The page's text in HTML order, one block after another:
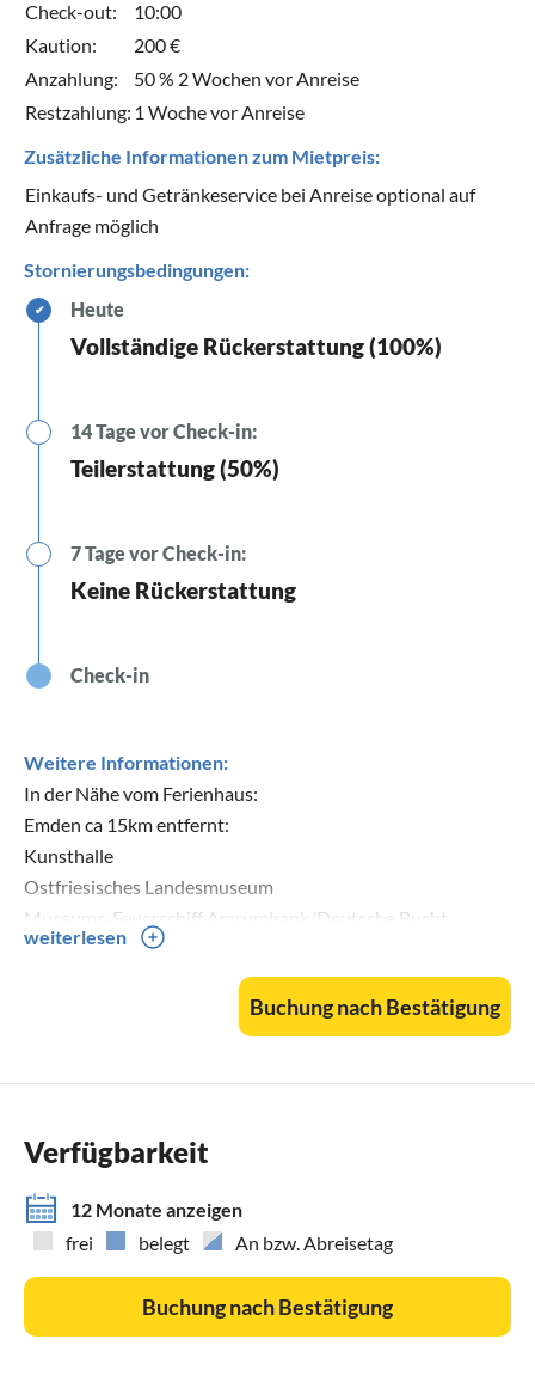
Check-out:
10:00
Kaution:
200 €
Anzahlung:
50 % 2 Wochen vor Anreise
Restzahlung: 1 Woche vor Anreise
Zusätzliche Informationen zum Mietpreis:
Einkaufs- und Getränkeservice bei Anreise optional auf
Anfrage möglich
Stornierungsbedingungen:
✔ Heute
Vollständige Rückerstattung (100%)
14 Tage vor Check-in:
Teilerstattung (50%)
7 Tage vor Check-in:
Keine Rückerstattung
Check-in
Weitere Informationen:
In der Nähe vom Ferienhaus:
Emden ca 15km entfernt:
Kunsthalle
Ostfriesisches Landesmuseum
Museums-Feuerschiff Amrumbank/Deutsche Bucht
Das Otto Huus
Norden / Norddeich ca. 25km entfernt
Fähre nach Norderney
Fischerhafen
weiterlesen
Buchung nach Bestätigung
Verfügbarkeit
12 Monate anzeigen
frei
belegt An bzw. Abreisetag
Buchung nach Bestätigung